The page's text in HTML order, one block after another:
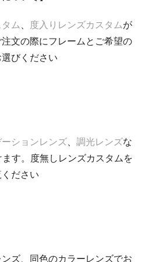
ム、 度入りレンズカスタムが
文の際にフレームとご希望の
びください
ションレンズ、 調光レンズな
す。度無しレンズカスタムを
ださい
ズ、同色のカラーレンズでお